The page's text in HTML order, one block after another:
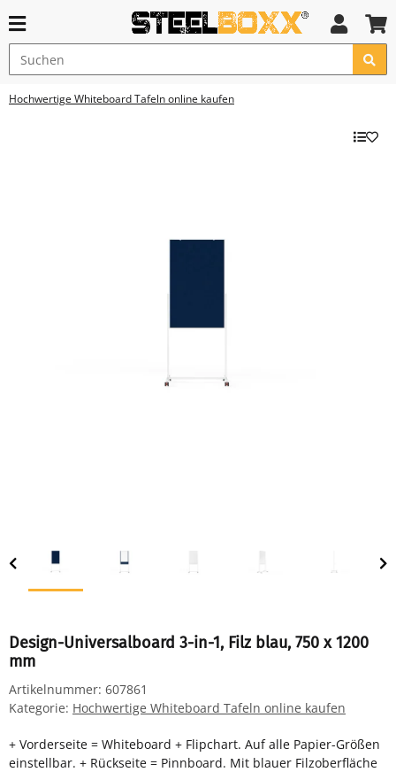
Hochwertige Whiteboard Tafeln online kaufen
Design-Universalboard 3-in-1, Filz blau, 750 x 1200
mm
Artikelnummer: 607861
Kategorie: Hochwertige Whiteboard Tafeln online kaufen
+ Vorderseite = Whiteboard + Flipchart. Auf alle Papier-Größen
einstellbar. + Rückseite = Pinnboard. Mit blauer Filzoberfläche